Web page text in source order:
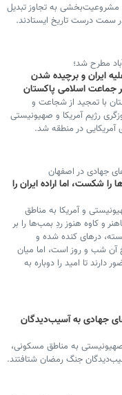
مشروعیت‌بخشی به تجاوز تبدیل
سمت درست تاریخ ایستادند.
مطرح شد؛
ایران و برچیده شدن
جماعت اسلامی پاکستان
با تمجید از شجاعت و
رژیم آمریکا و صهیونیستی
آمریکایی در منطقه شد.
جهادی در اصفهان
شکست، اما اراده ایران را
و آمریکا به مناطق
و کاوه هنوز ردِ بمب‌ها را بر
درهای کنده شده و
آن شب و روز است، اما میان
دارند تا امید را دوباره به
جهادی به آسیب‌دیدگان
صهیونیستی به مناطق مسکونی،
جنگ رمضان شتافتند.